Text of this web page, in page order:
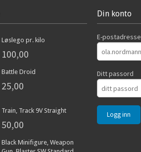
Løslego pr. kilo
100,00
Battle Droid
25,00
Train, Track 9V Straight
50,00
Black Minifigure, Weapon
Din konto
E-postadresse
Ditt passord